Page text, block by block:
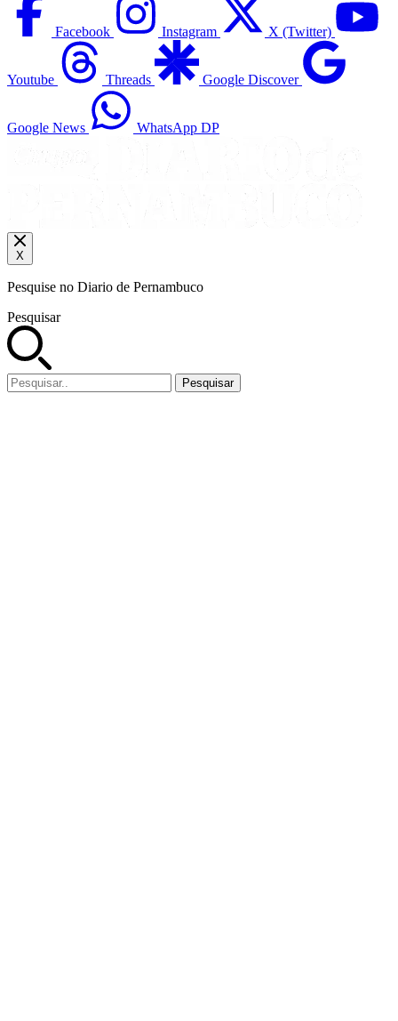
Facebook Instagram X (Twitter)
Youtube Threads Google Discover
Google News WhatsApp DP
X
Pesquise no Diario de Pernambuco
Pesquisar
Pesquisar